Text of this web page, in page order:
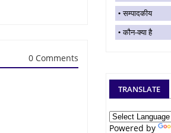
0 Comments
सम्पादकीय
कौन-क्या है
TRANSLATE
Powered by